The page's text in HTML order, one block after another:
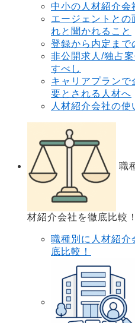
中小の人材紹介会
エージェントとの
れと聞かれること
登録から内定まで
非公開求人/独占
すべし
キャリアプランで
要とされる人材へ
人材紹介会社の使
職
材紹介会社を徹底比較！
職種別に人材紹介
底比較！